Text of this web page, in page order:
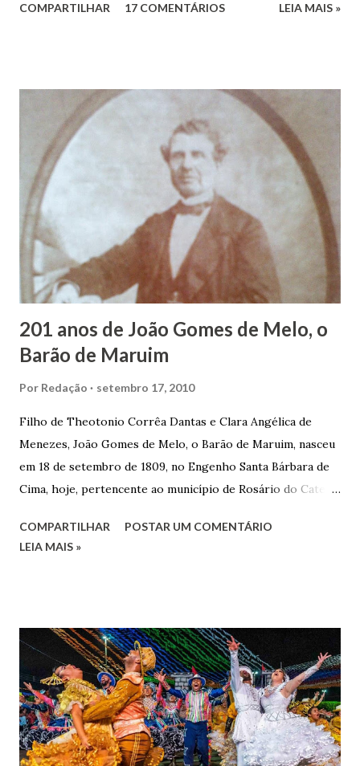
Vieira dos Santos e Arlinda Barroso dos Santos, nasceu em
infância pobre, João Vieira não pôde se dedicar aos
estudos, e então passou a colocar o trabalho em primeiro
plano para auxiliar na renda familiar. No comércio foi
garçon, dono de bar, de armarinho e depois de uma
panificação. “Ao contrário de muitos, que renegam suas
raízes e procuram obscurecer seu passado, orgulhava-se
em defender o pão como garçon, tendo incontáveis vezes
que trabalhar copiosamente fora de seu horário normal em
trocas de gorjetas que c...
COMPARTILHAR 17 COMENTÁRIOS LEIA MAIS »
201 anos de João Gomes de Melo, o
Barão de Maruim
Por Redação setembro 17, 2010
Filho de Theotonio Corrêa Dantas e Clara Angélica de
Menezes, João Gomes de Melo, o Barão de Maruim, nasceu
em 18 de setembro de 1809, no Engenho Santa Bárbara de
Cima, hoje, pertencente ao município de Rosário do Catete.
José de Faro Leitão, porém o casamento acabou com o
indiciamento para apropriar-se da volumosa herança. Em
1862, transferiu-se para o Rio de Janeiro e casou-se com
uma irmã do Visconde de Uruguai. O Barão de Maruim
apresentou uma grande dedicação à atividade agrícola, que
lhe proporcionou uma grande reserva financeira. João
Gomes de Melo mandou construir a Igreja Matriz de Nosso
COMPARTILHAR
POSTAR UM COMENTÁRIO
LEIA MAIS »